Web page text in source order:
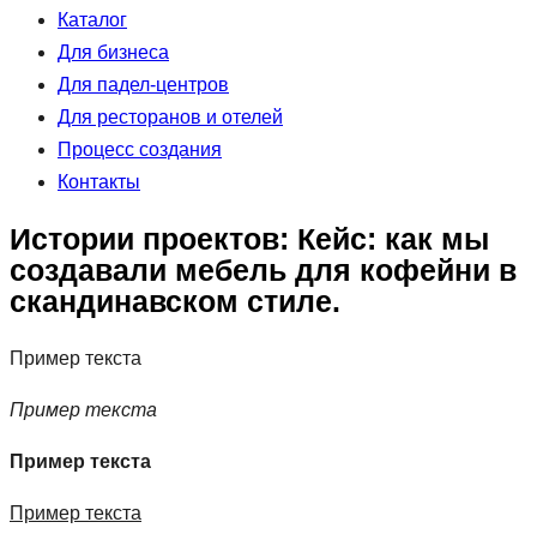
Каталог
Для бизнеса
Для падел-центров
Для ресторанов и отелей
Процесс создания
Контакты
Истории проектов: Кейс: как мы
создавали мебель для кофейни в
скандинавском стиле.
Пример текста
Пример текста
Пример текста
Пример текста